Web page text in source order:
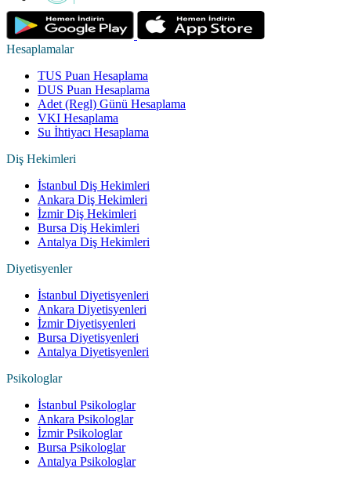
Hesaplamalar
TUS Puan Hesaplama
DUS Puan Hesaplama
Adet (Regl) Günü Hesaplama
VKI Hesaplama
Su İhtiyacı Hesaplama
Diş Hekimleri
İstanbul Diş Hekimleri
Ankara Diş Hekimleri
İzmir Diş Hekimleri
Bursa Diş Hekimleri
Antalya Diş Hekimleri
Diyetisyenler
İstanbul Diyetisyenleri
Ankara Diyetisyenleri
İzmir Diyetisyenleri
Bursa Diyetisyenleri
Antalya Diyetisyenleri
Psikologlar
İstanbul Psikologlar
Ankara Psikologlar
İzmir Psikologlar
Bursa Psikologlar
Antalya Psikologlar